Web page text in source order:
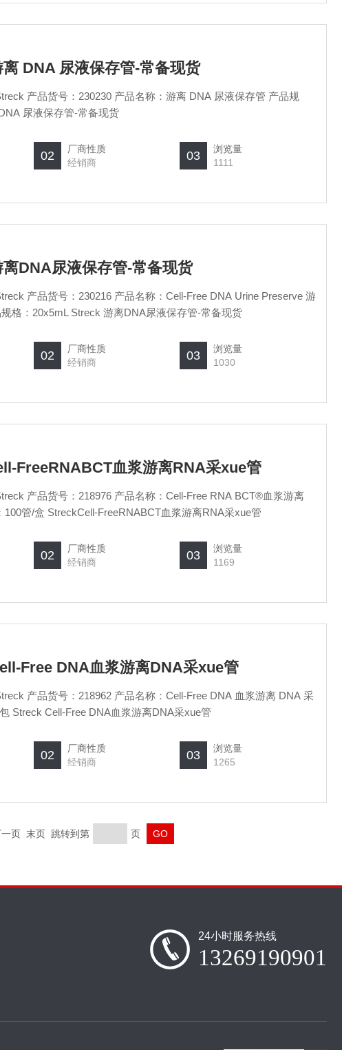
DNA 尿液保存管-常备现货
产品货号：230230 产品名称：游离 DNA 尿液保存管 产品规
尿液保存管-常备现货
02
厂商性质
经销商
03
浏览量
1111
DNA尿液保存管-常备现货
Preserve 游
离 DNA 尿液保存管 产品规格：20x5mL Streck 游离DNA尿液保存管-常备现货
02
厂商性质
经销商
03
浏览量
1030
FreeRNABCT血浆游离RNA采xue管
产品货号：218976 产品名称：Cell-Free RNA BCT®血浆游离
100管/盒 StreckCell-FreeRNABCT血浆游离RNA采xue管
02
厂商性质
经销商
03
浏览量
1169
Free DNA血浆游离DNA采xue管
游离 DNA 采
Streck Cell-Free DNA血浆游离DNA采xue管
02
厂商性质
经销商
03
浏览量
1265
页 末页 跳转到第 页
24小时服务热线
13269190901